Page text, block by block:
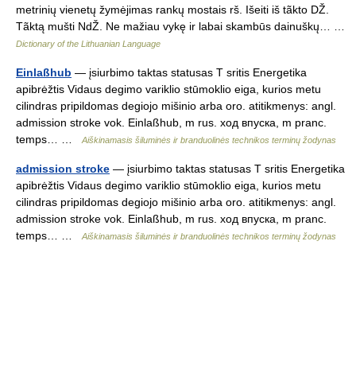
metrinių vienetų žymėjimas rankų mostais rš. Išeiti iš tãkto DŽ.
Tãktą mušti NdŽ. Ne mažiau vykę ir labai skambūs dainuškų… …
Dictionary of the Lithuanian Language
Einlaßhub — įsiurbimo taktas statusas T sritis Energetika
apibrėžtis Vidaus degimo variklio stūmoklio eiga, kurios metu
cilindras pripildomas degiojo mišinio arba oro. atitikmenys: angl.
admission stroke vok. Einlaßhub, m rus. ход впуска, m pranc.
temps… …
Aiškinamasis šiluminės ir branduolinės technikos terminų žodynas
admission stroke — įsiurbimo taktas statusas T sritis Energetika
apibrėžtis Vidaus degimo variklio stūmoklio eiga, kurios metu
cilindras pripildomas degiojo mišinio arba oro. atitikmenys: angl.
admission stroke vok. Einlaßhub, m rus. ход впуска, m pranc.
temps… …
Aiškinamasis šiluminės ir branduolinės technikos terminų žodynas